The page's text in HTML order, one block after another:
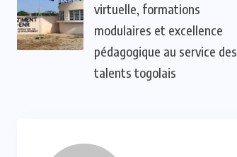
virtuelle, formations
modulaires et excellence
pédagogique au service des
talents togolais